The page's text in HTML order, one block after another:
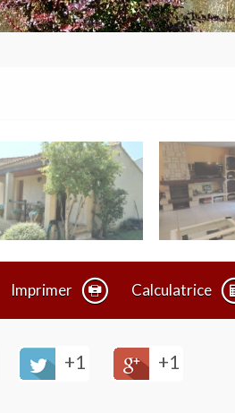
Imprimer Calculatrice
+1 +1